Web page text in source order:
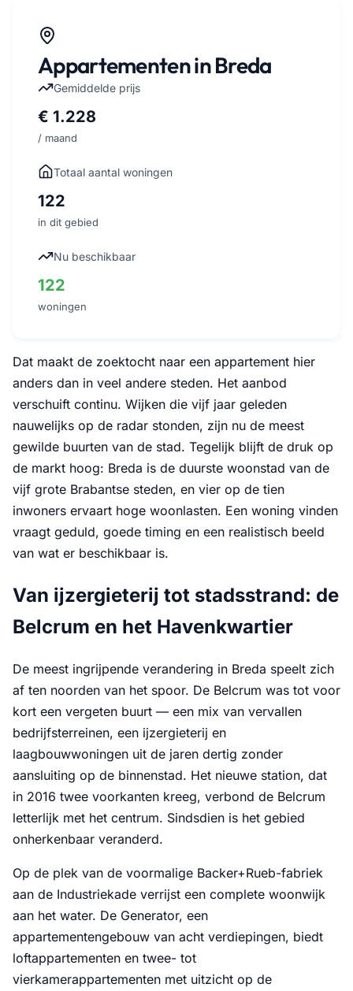
Appartementen in Breda
Gemiddelde prijs
€ 1.228
/ maand
Totaal aantal woningen
122
in dit gebied
Nu beschikbaar
122
woningen
Dat maakt de zoektocht naar een appartement hier
anders dan in veel andere steden. Het aanbod
verschuift continu. Wijken die vijf jaar geleden
nauwelijks op de radar stonden, zijn nu de meest
gewilde buurten van de stad. Tegelijk blijft de druk op
de markt hoog: Breda is de duurste woonstad van de
vijf grote Brabantse steden, en vier op de tien
inwoners ervaart hoge woonlasten. Een woning vinden
vraagt geduld, goede timing en een realistisch beeld
van wat er beschikbaar is.
Van ijzergieterij tot stadsstrand: de
Belcrum en het Havenkwartier
De meest ingrijpende verandering in Breda speelt zich
af ten noorden van het spoor. De Belcrum was tot voor
kort een vergeten buurt — een mix van vervallen
bedrijfsterreinen, een ijzergieterij en
laagbouwwoningen uit de jaren dertig zonder
aansluiting op de binnenstad. Het nieuwe station, dat
in 2016 twee voorkanten kreeg, verbond de Belcrum
letterlijk met het centrum. Sindsdien is het gebied
onherkenbaar veranderd.
Op de plek van de voormalige Backer+Rueb-fabriek
aan de Industriekade verrijst een complete woonwijk
aan het water. De Generator, een
appartementengebouw van acht verdiepingen, biedt
loftappartementen en twee- tot
vierkamerappartementen met uitzicht op de